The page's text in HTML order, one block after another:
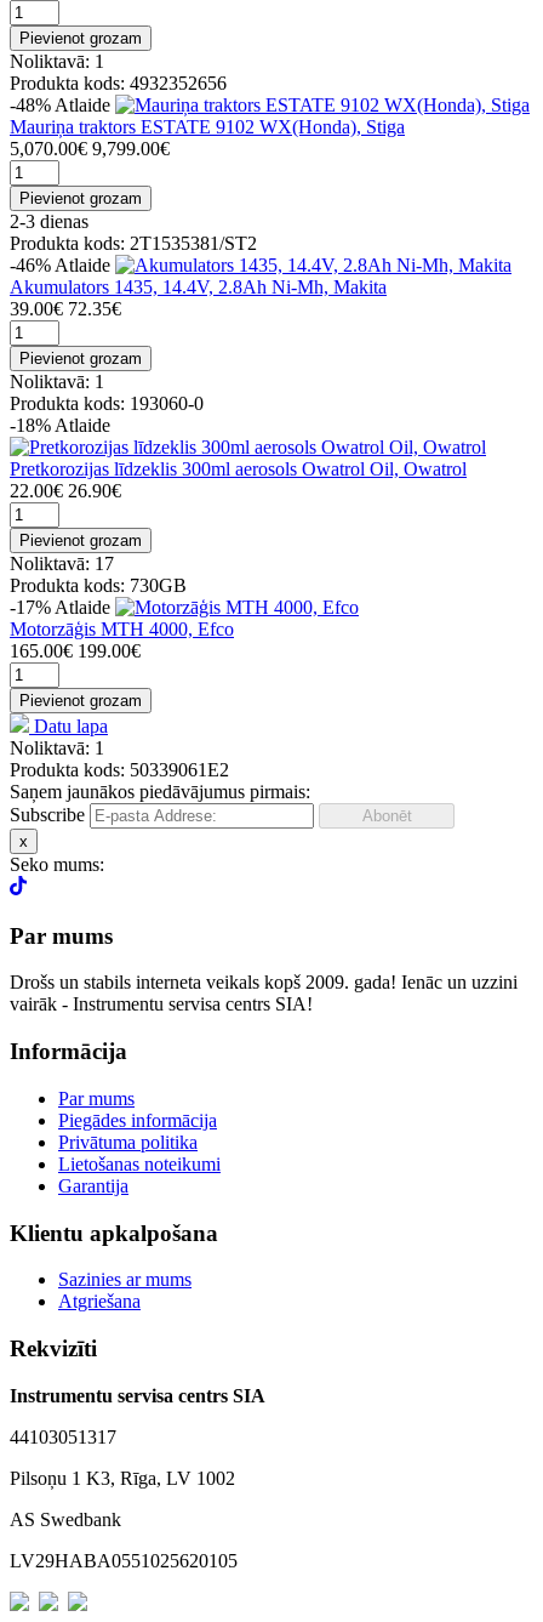
Pievienot grozam
Noliktavā: 1
Produkta kods: 4932352656
-48% Atlaide
Mauriņa traktors ESTATE 9102 WX(Honda), Stiga
5,070.00€ 9,799.00€
Pievienot grozam
2-3 dienas
Produkta kods: 2T1535381/ST2
-46% Atlaide
Akumulators 1435, 14.4V, 2.8Ah Ni-Mh, Makita
39.00€ 72.35€
Pievienot grozam
Noliktavā: 1
Produkta kods: 193060-0
-18% Atlaide
Pretkorozijas līdzeklis 300ml aerosols Owatrol Oil, Owatrol
22.00€ 26.90€
Pievienot grozam
Noliktavā: 17
Produkta kods: 730GB
-17% Atlaide
Motorzāģis MTH 4000, Efco
165.00€ 199.00€
Pievienot grozam
Datu lapa
Noliktavā: 1
Produkta kods: 50339061E2
Saņem jaunākos piedāvājumus pirmais:
Subscribe
x
Seko mums:
Par mums
Drošs un stabils interneta veikals kopš 2009. gada! Ienāc un uzzini
vairāk - Instrumentu servisa centrs SIA!
Informācija
Par mums
Piegādes informācija
Privātuma politika
Lietošanas noteikumi
Garantija
Klientu apkalpošana
Sazinies ar mums
Atgriešana
Rekvizīti
Instrumentu servisa centrs SIA
44103051317
Pilsoņu 1 K3, Rīga, LV 1002
AS Swedbank
LV29HABA0551025620105